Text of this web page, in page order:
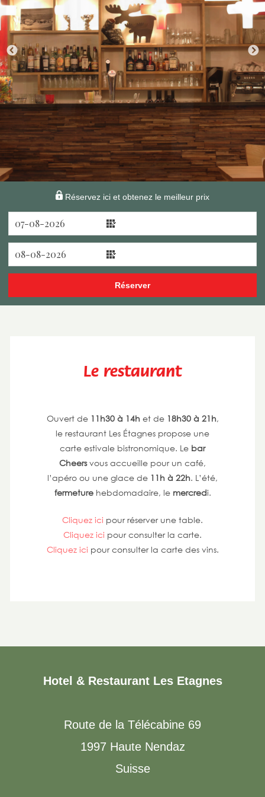
Réservez ici et obtenez le meilleur prix
Le restaurant
Ouvert de 11h30 à 14h et de 18h30 à 21h,
le restaurant Les Étagnes propose une
carte estivale bistronomique. Le bar
Cheersvous accueille pour un café,
l’apéro ou une glace de 11h à 22h. L’été,
fermeturehebdomadaire, le mercredi.
Cliquez ici pour réserver une table.
Cliquez ici pour consulter la carte.
Cliquez ici pour consulter la carte des vins.
Hotel & Restaurant Les Etagnes
Route de la Télécabine 69
1997 Haute Nendaz
Suisse